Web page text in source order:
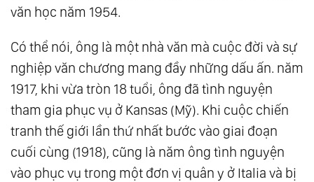
văn học năm 1954.
Có thể nói, ông là một nhà văn mà cuộc đời và sự
nghiệp văn chương mang đầy những dấu ấn. năm
1917, khi vừa tròn 18 tuổi, ông đã tình nguyện
tham gia phục vụ ở Kansas (Mỹ). Khi cuộc chiến
tranh thế giới lần thứ nhất bước vào giai đoạn
cuối cùng (1918), cũng là năm ông tình nguyện
vào phục vụ trong một đơn vị quân y ở Italia và bị